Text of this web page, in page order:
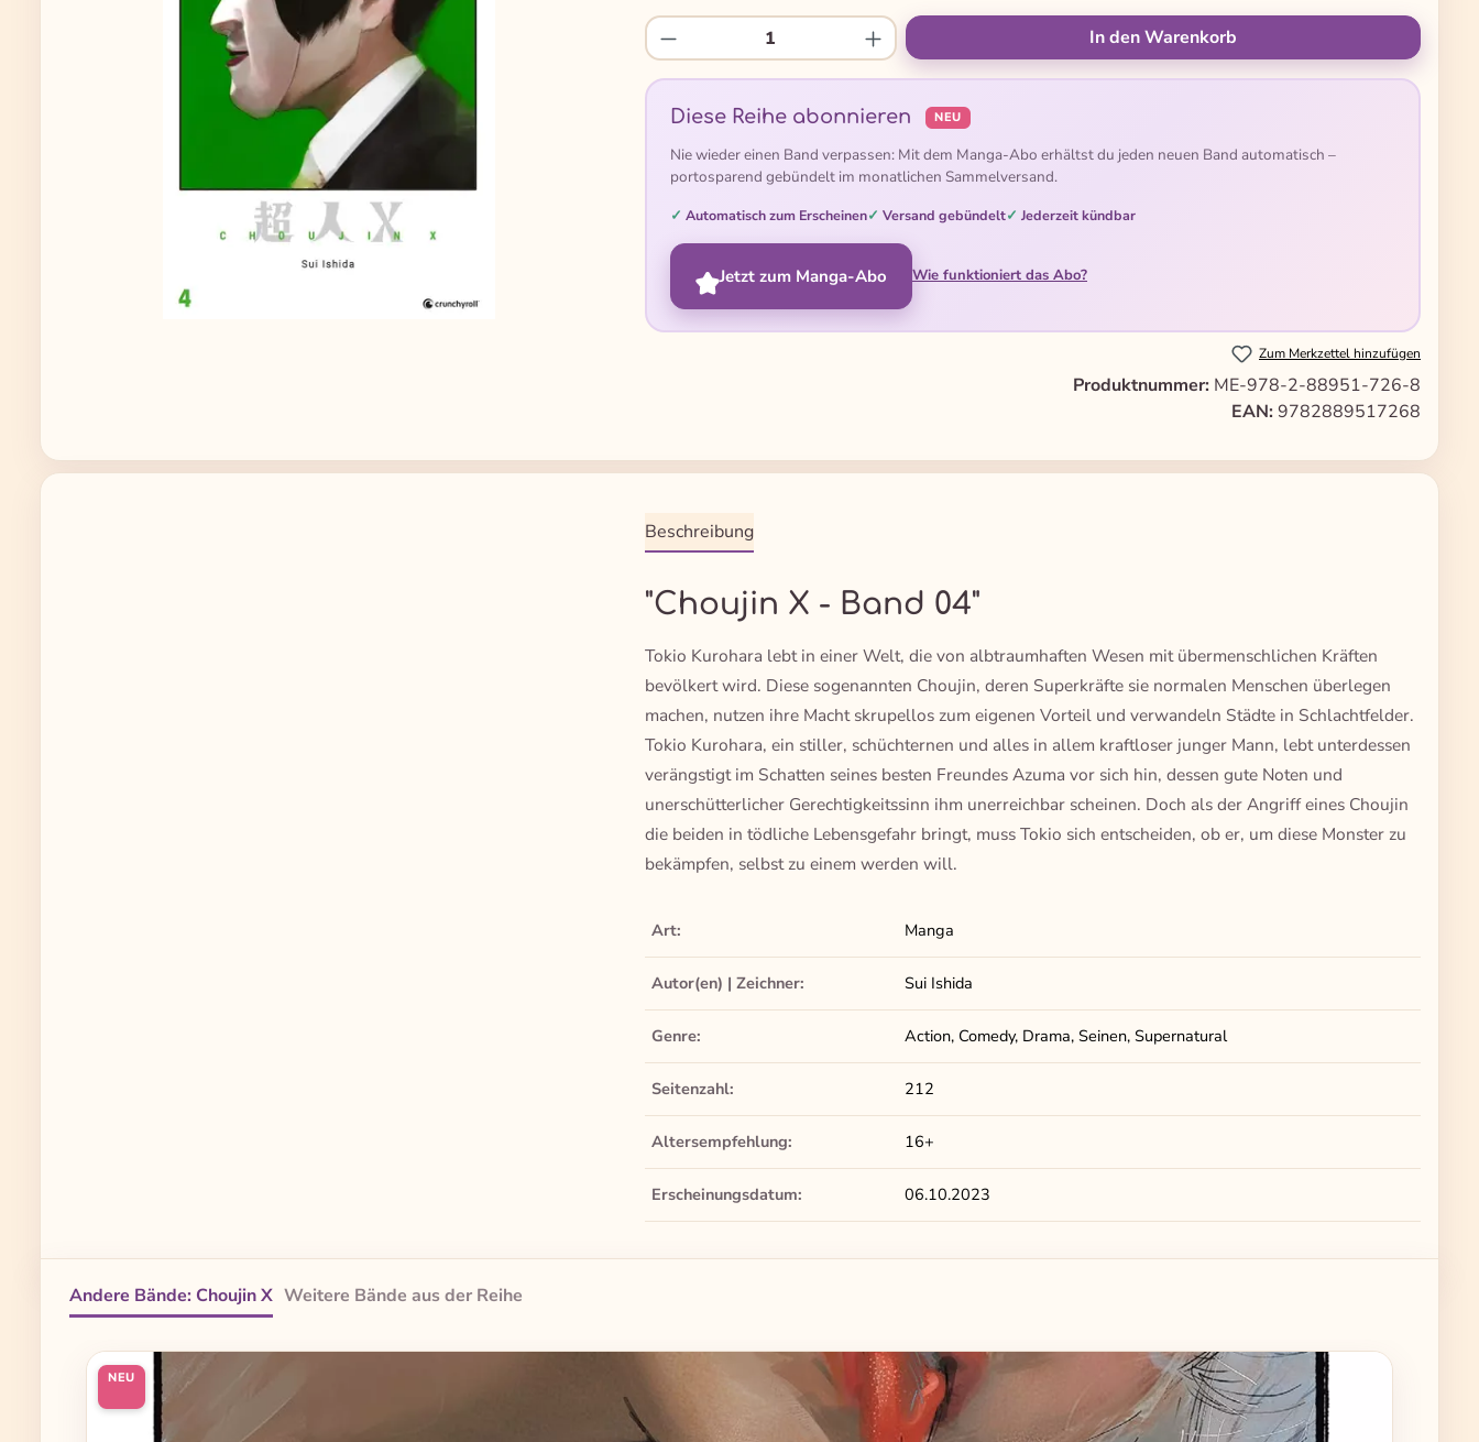
Produkt Anzahl: Gib den gewünschten Wert ein oder benutze die
In den Warenkorb
Diese Reihe abonnieren NEU
Nie wieder einen Band verpassen: Mit dem Manga-Abo erhältst du jeden neuen Band automatisch –
portosparend gebündelt im monatlichen Sammelversand.
Automatisch zum Erscheinen Versand gebündelt Jederzeit kündbar
Jetzt zum Manga-Abo Wie funktioniert das Abo?
Zum Merkzettel hinzufügen
Produktnummer: ME-978-2-88951-726-8
EAN: 9782889517268
Beschreibung
"Choujin X - Band 04"
Tokio Kurohara lebt in einer Welt, die von albtraumhaften Wesen mit übermenschlichen Kräften
bevölkert wird. Diese sogenannten Choujin, deren Superkräfte sie normalen Menschen überlegen
machen, nutzen ihre Macht skrupellos zum eigenen Vorteil und verwandeln Städte in Schlachtfelder.
Tokio Kurohara, ein stiller, schüchternen und alles in allem kraftloser junger Mann, lebt unterdessen
verängstigt im Schatten seines besten Freundes Azuma vor sich hin, dessen gute Noten und
unerschütterlicher Gerechtigkeitssinn ihm unerreichbar scheinen. Doch als der Angriff eines Choujin
die beiden in tödliche Lebensgefahr bringt, muss Tokio sich entscheiden, ob er, um diese Monster zu
bekämpfen, selbst zu einem werden will.
Art: Manga
Autor(en) | Zeichner: Sui Ishida
Genre: Action, Comedy, Drama, Seinen, Supernatural
Seitenzahl: 212
Altersempfehlung: 16+
Erscheinungsdatum: 06.10.2023
Andere Bände: Choujin X Weitere Bände aus der Reihe
Produktgalerie überspringen
NEU